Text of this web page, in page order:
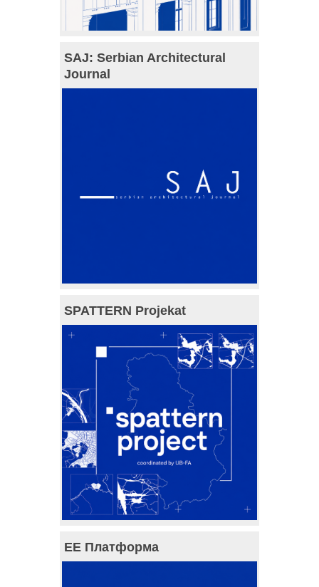
SAJ: Serbian Architectural
Journal
SPATTERN Projekat
ЕЕ Платформа